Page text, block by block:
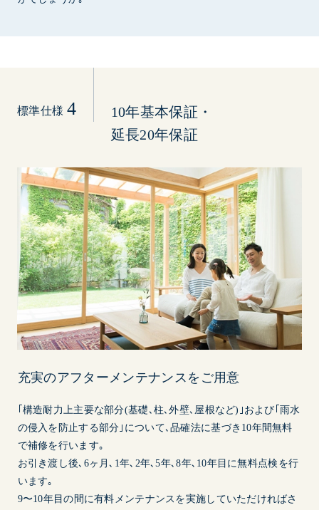
標準仕様 4
10年基本保証・
延長20年保証
充実のアフターメンテナンスをご用意
｢構造耐力上主要な部分(基礎､柱､外壁､屋根など)｣および｢雨水
の侵入を防止する部分｣について､品確法に基づき10年間無料
で補修を行います｡
お引き渡し後､6ヶ月､1年､2年､5年､8年､10年目に無料点検を行
います｡
9〜10年目の間に有料メンテナンスを実施していただければさ